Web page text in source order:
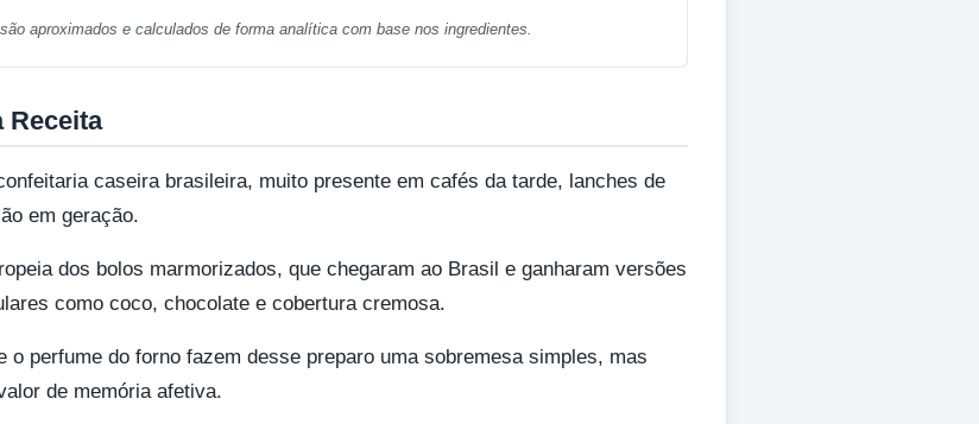
aproximados e calculados de forma analítica com base nos ingredientes.
Receita
caseira brasileira, muito presente em cafés da tarde, lanches de
em geração.
dos bolos marmorizados, que chegaram ao Brasil e ganharam versões
como coco, chocolate e cobertura cremosa.
perfume do forno fazem desse preparo uma sobremesa simples, mas
de memória afetiva.